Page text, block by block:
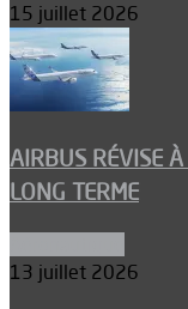
15 juillet 2026
AIRBUS RÉVISE
LONG TERME
13 juillet 2026